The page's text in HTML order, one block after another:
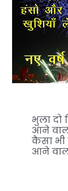
भुला
आने
कैसा
आने